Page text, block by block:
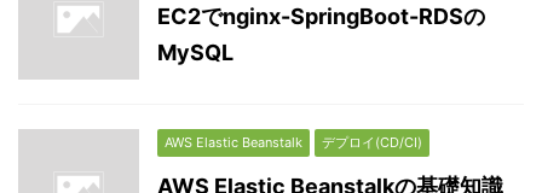
EC2でnginx-SpringBoot-RDSの
MySQL
AWS Elastic Beanstalk デプロイ(CD/CI)
AWS Elastic Beanstalkの基礎知識